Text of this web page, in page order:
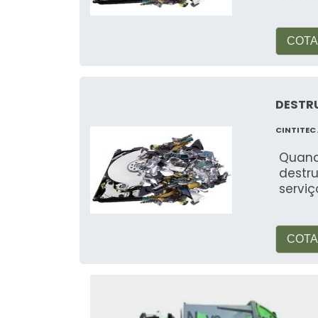
Optar pela coleta de materiais com
Coleta rápida e
COMPARATIVO
Em comparação com outros
transparência e compromisso
Nossos serviços são indicados